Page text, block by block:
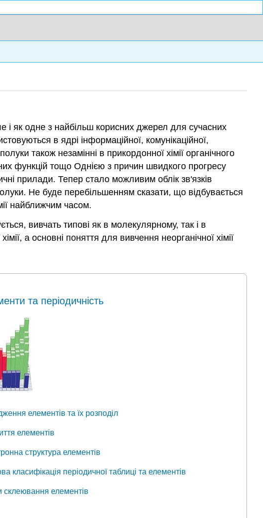
і як одне з найбільш корисних джерел для сучасних
в ядрі інформаційної, комунікаційної,
також незамінні в прикордонної хімії органічного
функцій тощо Однією з причин швидкого прогресу
прилади. Тепер стало можливим облік зв'язків
Не буде перебільшенням сказати, що відбувається
найближчим часом.
вивчать типові як в молекулярному, так і в
а основні поняття для вивчення неорганічної хімії
та періодичність
елементів та їх розподіл
елементів
структура елементів
класифікація періодичної таблиці та елементів
склеювання елементів